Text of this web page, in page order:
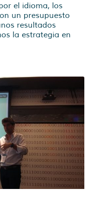
el idioma, los
un presupuesto
resultados
la estrategia en